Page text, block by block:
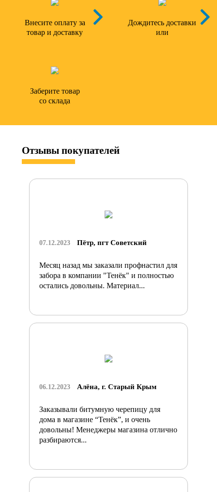
Внесите оплату за
товар и доставку
Дождитесь доставки
или
Заберите товар
со склада
Отзывы покупателей
07.12.2023 Пётр, пгт Советский
Месяц назад мы заказали профнастил для
забора в компании "Тенёк" и полностью
остались довольны. Материал...
06.12.2023 Алёна, г. Старый Крым
Заказывали битумную черепицу для
дома в магазине “Тенёк”, и очень
довольны! Менеджеры магазина отлично
разбираются...